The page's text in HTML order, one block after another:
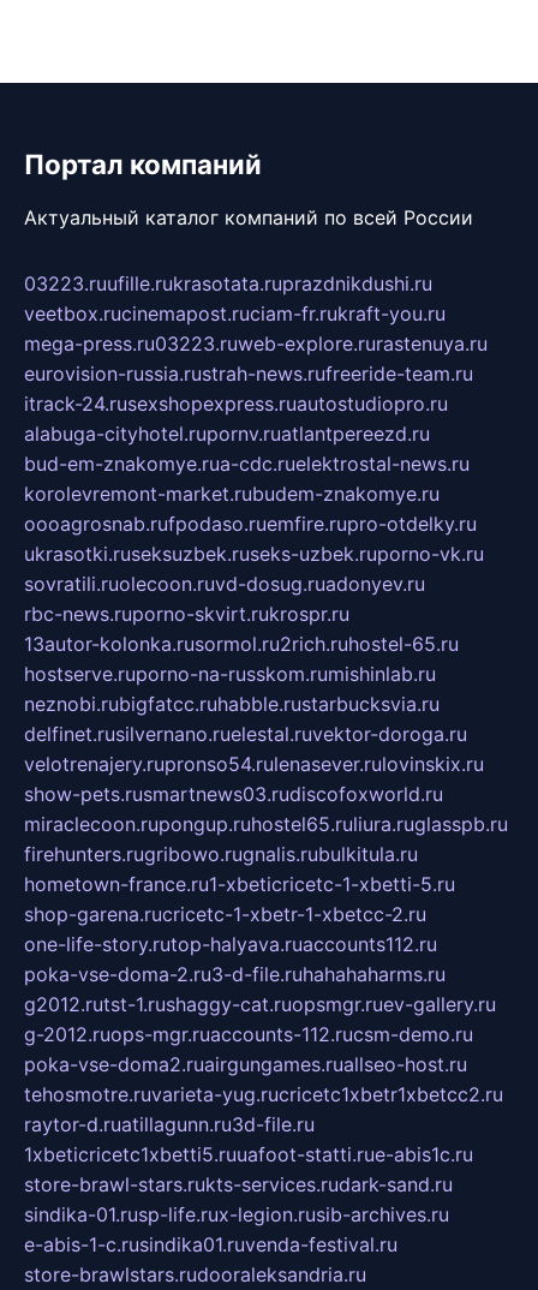
Портал компаний
Актуальный каталог компаний по всей России
03223.ruufille.rukrasotata.ruprazdnikdushi.ru
veetbox.rucinemapost.ruciam-fr.rukraft-you.ru
mega-press.ru03223.ruweb-explore.rurastenuya.ru
eurovision-russia.rustrah-news.rufreeride-team.ru
itrack-24.rusexshopexpress.ruautostudiopro.ru
alabuga-cityhotel.rupornv.ruatlantpereezd.ru
bud-em-znakomye.rua-cdc.ruelektrostal-news.ru
korolevremont-market.rubudem-znakomye.ru
oooagrosnab.rufpodaso.ruemfire.rupro-otdelky.ru
ukrasotki.ruseksuzbek.ruseks-uzbek.ruporno-vk.ru
sovratili.ruolecoon.ruvd-dosug.ruadonyev.ru
rbc-news.ruporno-skvirt.rukrospr.ru
13autor-kolonka.rusormol.ru2rich.ruhostel-65.ru
hostserve.ruporno-na-russkom.rumishinlab.ru
neznobi.rubigfatcc.ruhabble.rustarbucksvia.ru
delfinet.rusilvernano.ruelestal.ruvektor-doroga.ru
velotrenajery.rupronso54.rulenasever.rulovinskix.ru
show-pets.rusmartnews03.rudiscofoxworld.ru
miraclecoon.rupongup.ruhostel65.ruliura.ruglasspb.ru
firehunters.rugribowo.rugnalis.rubulkitula.ru
hometown-france.ru1-xbeticricetc-1-xbetti-5.ru
shop-garena.rucricetc-1-xbetr-1-xbetcc-2.ru
one-life-story.rutop-halyava.ruaccounts112.ru
poka-vse-doma-2.ru3-d-file.ruhahahaharms.ru
g2012.rutst-1.rushaggy-cat.ruopsmgr.ruev-gallery.ru
g-2012.ruops-mgr.ruaccounts-112.rucsm-demo.ru
poka-vse-doma2.ruairgungames.ruallseo-host.ru
tehosmotre.ruvarieta-yug.rucricetc1xbetr1xbetcc2.ru
raytor-d.ruatillagunn.ru3d-file.ru
1xbeticricetc1xbetti5.ruuafoot-statti.rue-abis1c.ru
store-brawl-stars.rukts-services.rudark-sand.ru
sindika-01.rusp-life.rux-legion.rusib-archives.ru
e-abis-1-c.rusindika01.ruvenda-festival.ru
store-brawlstars.rudooraleksandria.ru